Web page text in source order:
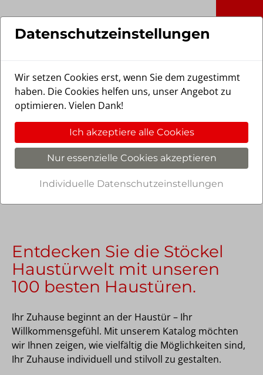
Stöckel Fensterbau GmbH in Vechtel
Entdecken Sie die Stöckel
Haustürwelt mit unseren
100 besten Haustüren.
Ihr Zuhause beginnt an der Haustür – Ihr
Willkommensgefühl. Mit unserem Katalog möchten
wir Ihnen zeigen, wie vielfältig die Möglichkeiten sind,
Ihr Zuhause individuell und stilvoll zu gestalten.
Datenschutzeinstellungen
Wir setzen Cookies erst, wenn Sie dem zugestimmt
haben. Die Cookies helfen uns, unser Angebot zu
optimieren. Vielen Dank!
Ich akzeptiere alle Cookies
Nur essenzielle Cookies akzeptieren
Individuelle Datenschutzeinstellungen